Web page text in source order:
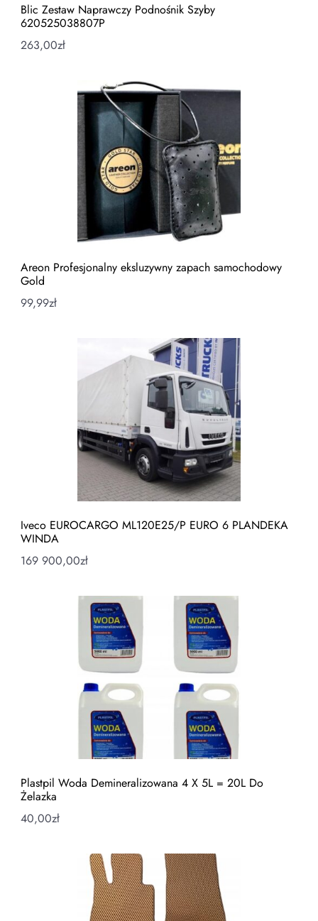
Blic Zestaw Naprawczy Podnośnik Szyby
620525038807P
263,00zł
Areon Profesjonalny eksluzywny zapach samochodowy
Gold
99,99zł
Iveco EUROCARGO ML120E25/P EURO 6 PLANDEKA
WINDA
169 900,00zł
Plastpil Woda Demineralizowana 4 X 5L = 20L Do
Żelazka
40,00zł